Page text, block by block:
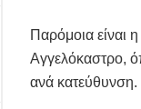
Παρόμοια είναι
Αγγελόκαστρο,
ανά κατεύθυνση.